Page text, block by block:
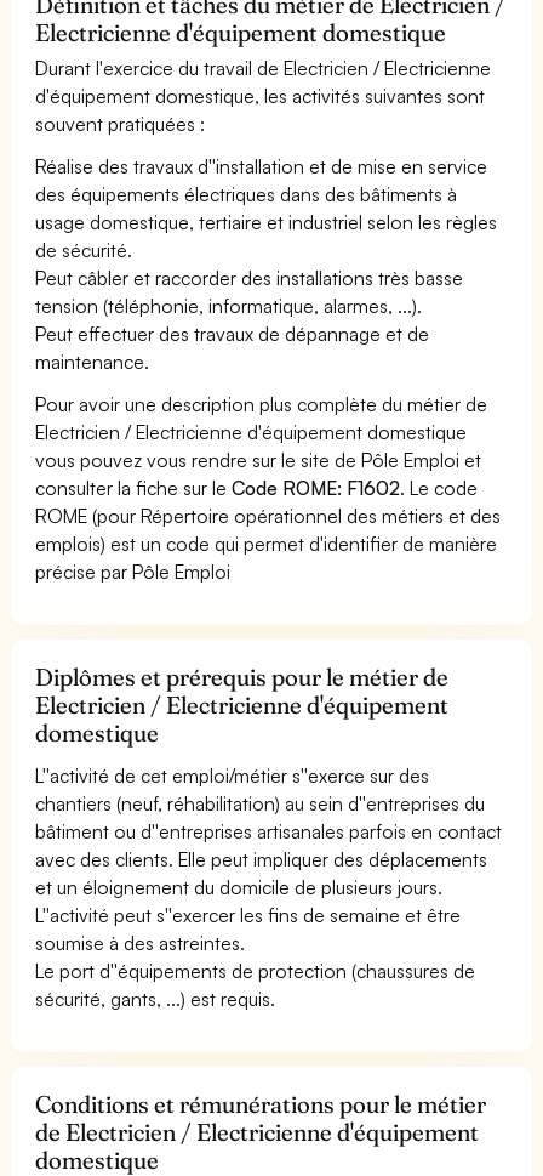
Electricienne d'équipement domestique
Durant l'exercice du travail de Electricien / Electricienne
d'équipement domestique, les activités suivantes sont
souvent pratiquées :
Réalise des travaux d''installation et de mise en service
des équipements électriques dans des bâtiments à
usage domestique, tertiaire et industriel selon les règles
de sécurité.
Peut câbler et raccorder des installations très basse
tension (téléphonie, informatique, alarmes, ...).
Peut effectuer des travaux de dépannage et de
maintenance.
Pour avoir une description plus complète du métier de
Electricien / Electricienne d'équipement domestique
vous pouvez vous rendre sur le site de Pôle Emploi et
consulter la fiche sur leCode ROME: F1602. Le code
ROME (pour Répertoire opérationnel des métiers et des
emplois) est un code qui permet d'identifier de manière
précise par Pôle Emploi
Diplômes et prérequis pour le métier de
Electricien / Electricienne d'équipement
domestique
L''activité de cet emploi/métier s''exerce sur des
chantiers (neuf, réhabilitation) au sein d''entreprises du
bâtiment ou d''entreprises artisanales parfois en contact
avec des clients. Elle peut impliquer des déplacements
et un éloignement du domicile de plusieurs jours.
L''activité peut s''exercer les fins de semaine et être
soumise à des astreintes.
Le port d''équipements de protection (chaussures de
sécurité, gants, ...) est requis.
Conditions et rémunérations pour le métier
de Electricien / Electricienne d'équipement
domestique